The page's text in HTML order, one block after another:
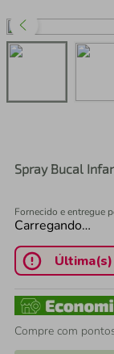
Spray Bucal
Fornecido e entregue
Carregando…
Compre com
perfume